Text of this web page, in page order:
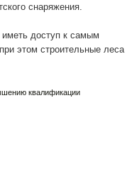
снаряжения.
иметь доступ к самым
этом строительные леса
квалификации